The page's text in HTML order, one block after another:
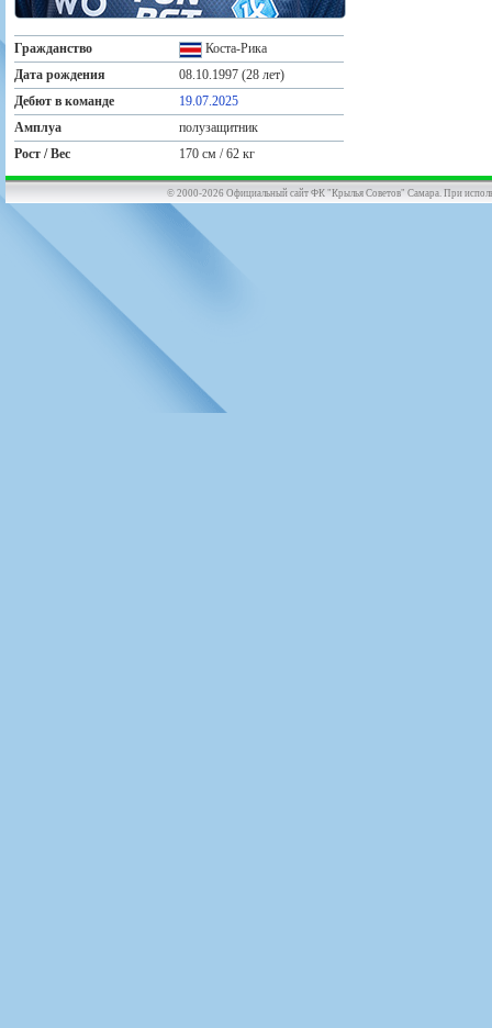
Шахматка
Гражданство
Коста-Рика
Дата рождения
08.10.1997 (28 лет)
Дебют в команде
19.07.2025
Амплуа
полузащитник
Рост / Вес
170 см / 62 кг
© 2000-2026 Официальный сайт ФК "Крылья Советов" Самара. При